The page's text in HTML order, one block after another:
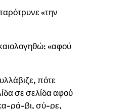
«την
«αφού
πότε
σε σελίδα αφού
ρά-βι, σύ-ρε,